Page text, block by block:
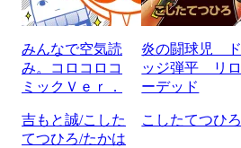
みんなで空気読
み。コロコロコ
ミックＶｅｒ．
吉もと誠/こした
てつひろ/たかは
炎の闘球児 ド
ッジ弾平 リロ
ーデッド
こしたてつひろ